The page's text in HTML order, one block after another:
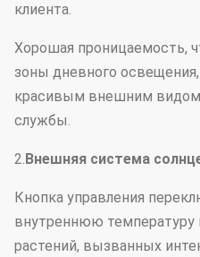
клиента.
Хорошая проницаемость,
зоны дневного
красивым внешним
службы.
2.Внешняя система
Кнопка управления
внутреннюю температуру
растений, вызванных